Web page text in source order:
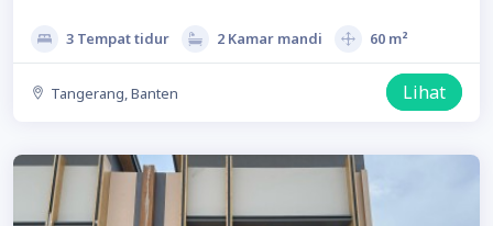
3 Tempat tidur 2 Kamar mandi 60 m²
Tangerang, Banten Lihat